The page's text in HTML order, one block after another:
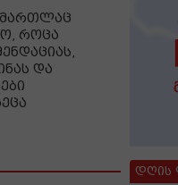
მართლაც
როცა
და
დღის